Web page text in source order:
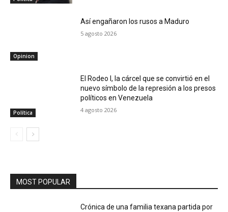
Opinion
Así engañaron los rusos a Maduro
5 agosto 2026
Política
El Rodeo I, la cárcel que se convirtió en el
nuevo símbolo de la represión a los presos
políticos en Venezuela
4 agosto 2026
MOST POPULAR
Crónica de una familia texana partida por